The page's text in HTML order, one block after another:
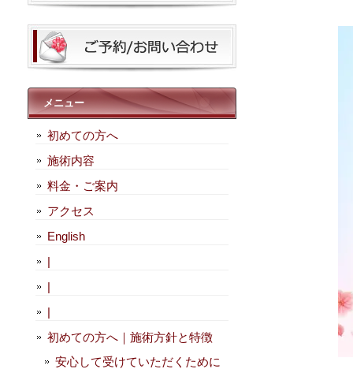
メニュー
初めての方へ
施術内容
料金・ご案内
アクセス
English
|
|
|
初めての方へ｜施術方針と特徴
安心して受けていただくために